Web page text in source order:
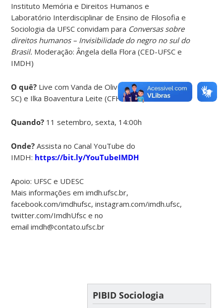
Instituto Memória e Direitos Humanos e
Laboratório Interdisciplinar de Ensino de Filosofia e
Sociologia da UFSC convidam para Conversas sobre
direitos humanos – Invisibilidade do negro no sul do
Brasil. Moderação: Ângela della Flora (CED-UFSC e
IMDH)
O quê? Live com Vanda de Oliveira Gomes (MNU-
SC) e Ilka Boaventura Leite (CFH/UFSC)
Quando? 11 setembro, sexta, 14:00h
Onde? Assista no Canal YouTube do
IMDH: https://bit.ly/YouTubeIMDH
Apoio: UFSC e UDESC
Mais informações em imdh.ufsc.br,
facebook.com/imdhufsc, instagram.com/imdh.ufsc,
twitter.com/ImdhUfsc e no
email imdh@contato.ufsc.br
PIBID Sociologia